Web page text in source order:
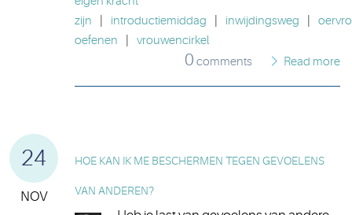
zijn
introductiemiddag inwijdingsweg
oefenen
vrouwencirkel
0 comments Read more
24
NOV
HOE KAN IK ME BESCHERMEN TEGEN GEVOELENS
VAN ANDEREN?